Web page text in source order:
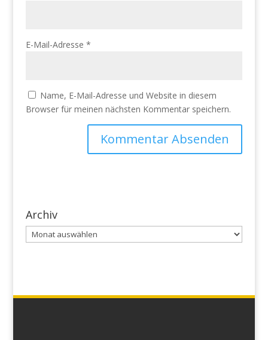
E-Mail-Adresse *
Name, E-Mail-Adresse und Website in diesem
Browser für meinen nächsten Kommentar speichern.
Archiv
Archiv